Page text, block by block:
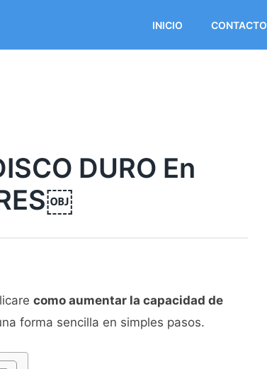
INICIO CONTACTO
DURO En
como aumentar la capacidad de
forma sencilla en simples pasos.